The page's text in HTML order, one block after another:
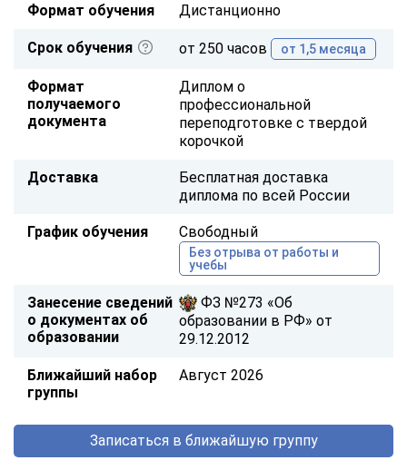
Формат обучения Дистанционно
Срок обучения от 250 часов от 1,5 месяца
Формат
получаемого
документа
Диплом о
профессиональной
переподготовке с твердой
корочкой
Доставка
Бесплатная доставка
диплома по всей России
График обучения Свободный
Без отрыва от работы и
учебы
Занесение сведений
о документах об
образовании
ФЗ №273 «Об
образовании в РФ» от
29.12.2012
Ближайший набор
группы
Август 2026
Записаться в ближайшую группу